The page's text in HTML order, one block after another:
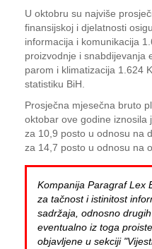
U oktobru su najviše
finansijskoj i djelatnosti
informacija i komunikacija
proizvodnje i snabdijevanja
parom i klimatizacija 1.624
statistiku BiH.
Prosječna mjesečna bruto
oktobar ove godine iznosila
za 10,9 posto u odnosu na
za 14,7 posto u odnosu na
Kompanija Paragraf Lex
za tačnost i istinitost
sadržaja, odnosno
eventualno iz toga
objavljene u sekciji